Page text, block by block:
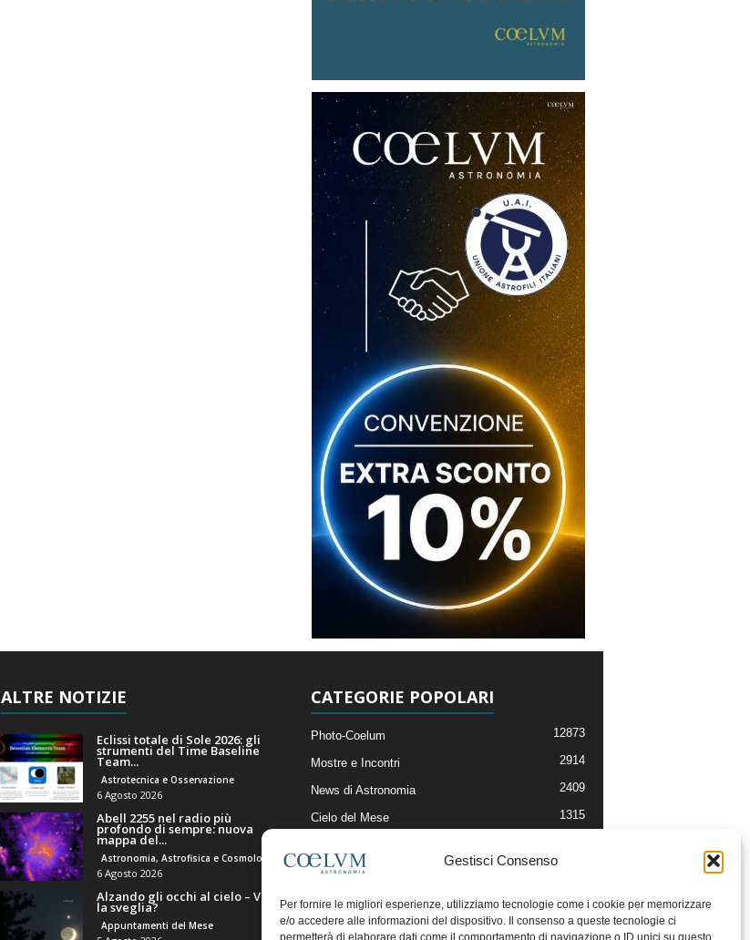
Gestisci Consenso
Per fornire le migliori esperienze, utilizziamo tecnologie come i cookie per memorizzare
e/o accedere alle informazioni del dispositivo. Il consenso a queste tecnologie ci
permetterà di elaborare dati come il comportamento di navigazione o ID unici su questo
ALTRE NOTIZIE
Eclissi totale di Sole 2026: gli
strumenti del Time Baseline
Team...
Astrotecnica e Osservazione
6 Agosto 2026
Abell 2255 nel radio più
profondo di sempre: nuova
mappa del...
Astronomia, Astrofisica e Cosmologia
6 Agosto 2026
Alzando gli occhi al cielo – Vale
la sveglia?
Appuntamenti del Mese
CATEGORIE POPOLARI
Photo-Coelum 12873
Mostre e Incontri 2914
News di Astronomia 2409
Cielo del Mese 1315
Articoli e Risorse On-Line
Il Blog della Redazione